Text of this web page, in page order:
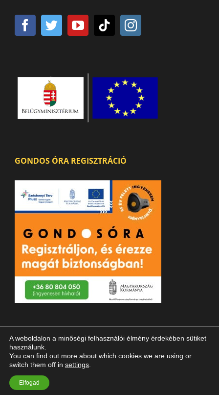
GONDOS ÓRA REGISZTRÁCIÓ
© 2023 Magyar Vakok és Gyengénlátók Országos Szövetsége
A weboldalon a minőségi felhasználói élmény érdekében sütiket
használunk.
You can find out more about which cookies we are using or
switch them off in settings
Elfogad